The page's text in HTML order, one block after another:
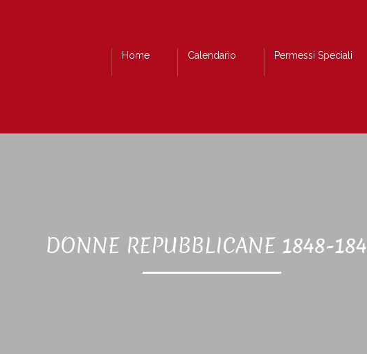
Home Calendario Permessi Speciali
DONNE REPUBBLICANE 1848-